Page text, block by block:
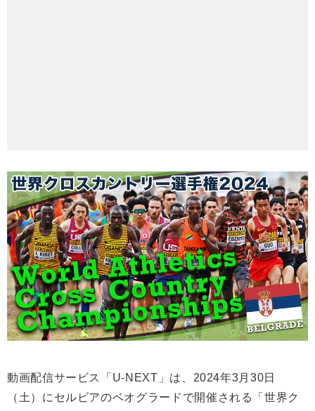
動画配信サービス「U-NEXT」は、2024年3月30日
（土）にセルビアのベオグラードで開催される「世界ク